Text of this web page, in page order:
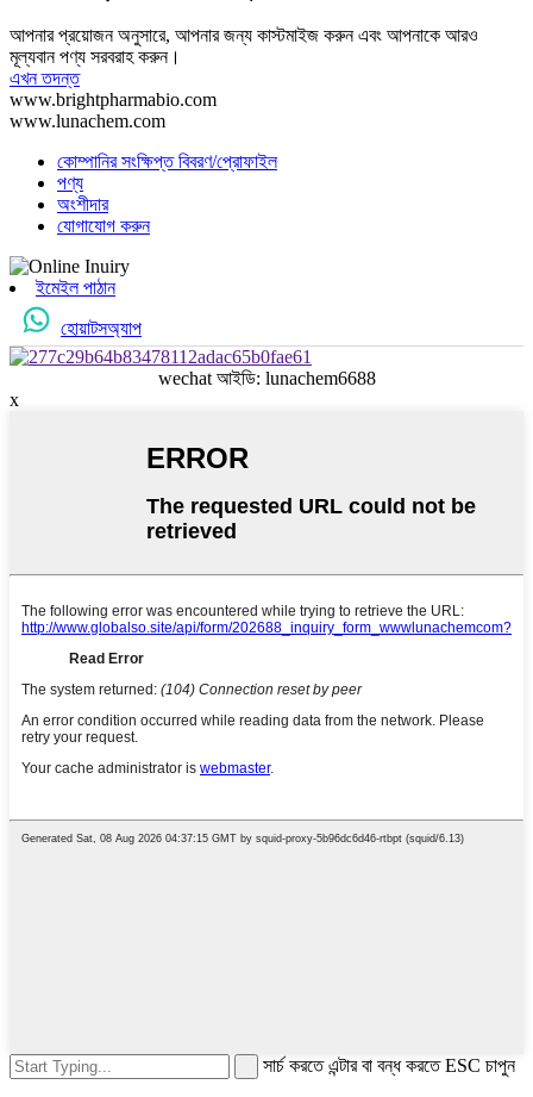
আপনার প্রয়োজন অনুসারে, আপনার জন্য কাস্টমাইজ করুন এবং আপনাকে আরও
মূল্যবান পণ্য সরবরাহ করুন।
এখন তদন্ত
www.brightpharmabio.com
www.lunachem.com
কোম্পানির সংক্ষিপ্ত বিবরণ/প্রোফাইল
পণ্য
অংশীদার
যোগাযোগ করুন
ইমেইল পাঠান
হোয়াটসঅ্যাপ
wechat আইডি: lunachem6688
x
সার্চ করতে এন্টার বা বন্ধ করতে ESC চাপুন